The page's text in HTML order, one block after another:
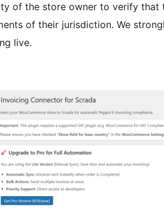
of the store owner to verify
of their jurisdiction. We
live.